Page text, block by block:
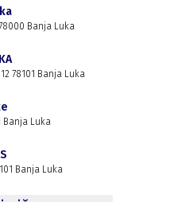
Banja Luka
78101 Banja Luka
Banja Luka
Banja Luka